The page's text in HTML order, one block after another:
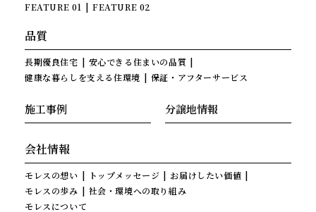
FEATURE 01 FEATURE 02
品質
長期優良住宅
安心できる住まいの品質
健康な暮らしを支える住環境
保証・アフターサービス
施工事例 分譲地情報
会社情報
モレスの想い トップメッセージ
お届けしたい価値
モレスの歩み
社会・環境への取り組み
モレスについて